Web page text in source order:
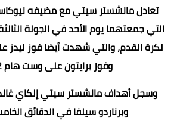
التي جمعتهما يوم الأحد في الجولة
وفوز برايتون على وست هام 2 - صفر.
وسجل أهداف مانشستر سيتي إلكاي
وبرناردو سيلفا في الدقائق الخامسة